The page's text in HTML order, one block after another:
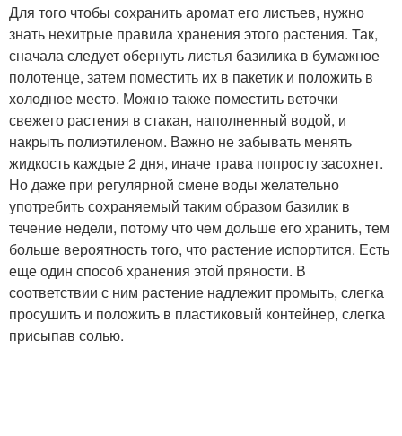
Для того чтобы сохранить аромат его листьев, нужно
знать нехитрые правила хранения этого растения. Так,
сначала следует обернуть листья базилика в бумажное
полотенце, затем поместить их в пакетик и положить в
холодное место. Можно также поместить веточки
свежего растения в стакан, наполненный водой, и
накрыть полиэтиленом. Важно не забывать менять
жидкость каждые 2 дня, иначе трава попросту засохнет.
Но даже при регулярной смене воды желательно
употребить сохраняемый таким образом базилик в
течение недели, потому что чем дольше его хранить, тем
больше вероятность того, что растение испортится. Есть
еще один способ хранения этой пряности. В
соответствии с ним растение надлежит промыть, слегка
просушить и положить в пластиковый контейнер, слегка
присыпав солью.